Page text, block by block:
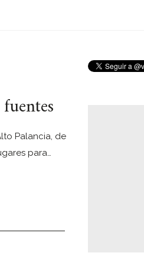
Palancia, de
para…